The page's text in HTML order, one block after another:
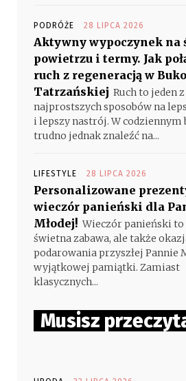
PODRÓŻE 28 LIPCA 2026
Aktywny wypoczynek na
powietrzu i termy. Jak
ruch z regeneracją w
Tatrzańskiej Ruch to jeden z
najprostszych sposobów na
i lepszy nastrój. W codziennym
trudno jednak znaleźć na...
LIFESTYLE 28 LIPCA 2026
Personalizowane
wieczór panieński dla
Młodej! Wieczór panieński
świetna zabawa, ale także
podarowania przyszłej Pannie
wyjątkowej pamiątki. Zamiast
klasycznych...
Musisz